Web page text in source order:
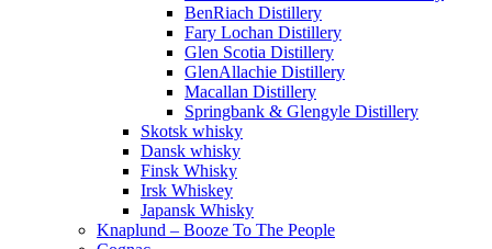
BenRiach Distillery
Fary Lochan Distillery
Glen Scotia Distillery
GlenAllachie Distillery
Macallan Distillery
Springbank & Glengyle Distillery
Skotsk whisky
Dansk whisky
Finsk Whisky
Irsk Whiskey
Japansk Whisky
Knaplund – Booze To The People